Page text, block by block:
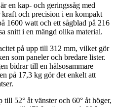
en kap- och geringssåg med
och precision i en kompakt
1600 watt och ett sågblad på 216
snitt i en mängd olika material.
på upp till 312 mm, vilket gör
som paneler och bredare lister.
bidrar till en hälsosammare
på 17,3 kg gör det enkelt att
52° åt vänster och 60° åt höger,